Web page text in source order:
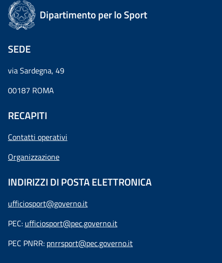
Dipartimento per lo Sport
SEDE
via Sardegna, 49
00187 ROMA
RECAPITI
Contatti operativi
Organizzazione
INDIRIZZI DI POSTA ELETTRONICA
ufficiosport@governo.it
PEC: ufficiosport@pec.governo.it
PEC PNRR: pnrrsport@pec.governo.it